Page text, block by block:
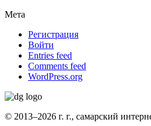
Мета
Регистрация
Войти
Entries feed
Comments feed
WordPress.org
© 2013–2026 г. г., самарский